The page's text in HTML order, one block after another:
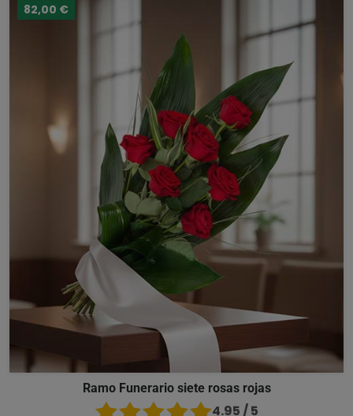
82,00 €
Ramo Funerario siete rosas rojas
4.95 / 5